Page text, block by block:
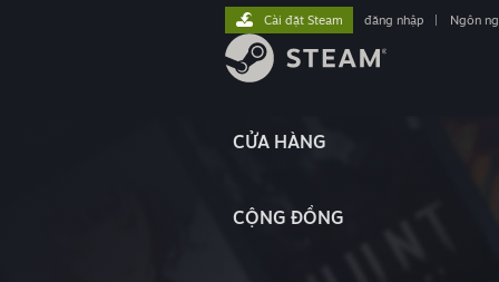
CỬA HÀNG
CỘNG ĐỒNG
Cài đặt Steam đăng nhập Ngôn